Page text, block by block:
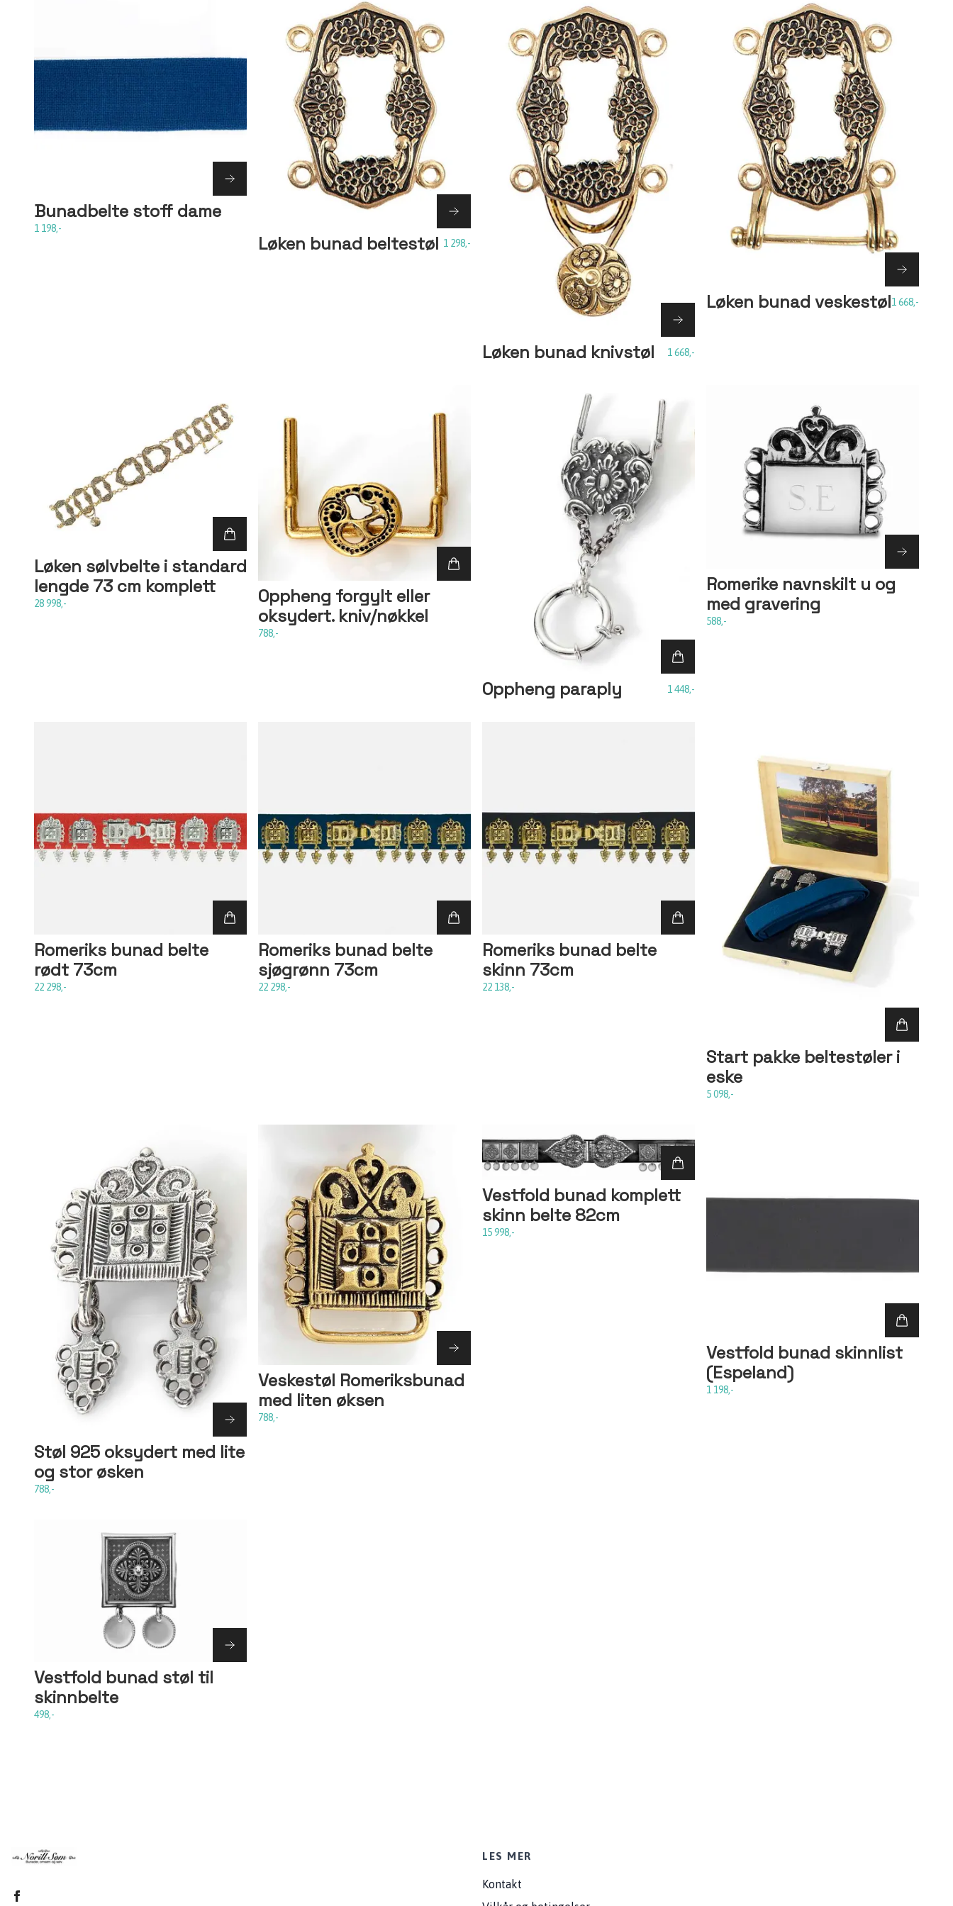
Bunadbelte stoff dame
1 198,-
Løken bunad beltestøl 1 298,-
Løken bunad knivstøl 1 668,-
Løken bunad veskestøl1 668,-
Løken sølvbelte i standard
lengde 73 cm komplett
28 998,-
Oppheng forgylt eller
oksydert. kniv/nøkkel
788,-
Oppheng paraply 1 448,-
Romerike navnskilt u og
med gravering
588,-
Romeriks bunad belte
rødt 73cm
22 298,-
Romeriks bunad belte
sjøgrønn 73cm
22 298,-
Romeriks bunad belte
skinn 73cm
22 138,-
Start pakke beltestøler i
eske
5 098,-
Støl 925 oksydert med lite
og stor øsken
788,-
Veskestøl Romeriksbunad
med liten øksen
788,-
Vestfold bunad komplett
skinn belte 82cm
15 998,-
Vestfold bunad skinnlist
(Espeland)
1 198,-
Vestfold bunad støl til
skinnbelte
498,-
LES MER
Kontakt